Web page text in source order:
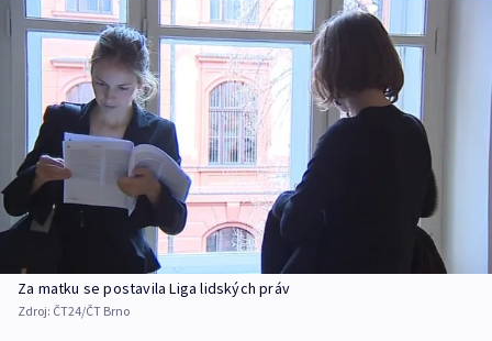
Za matku se postavila Liga lidských práv
Zdroj: ČT24/ČT Brno